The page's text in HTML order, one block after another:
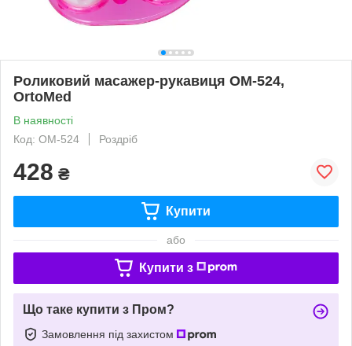
Роликовий масажер-рукавиця ОМ-524,
OrtoMed
В наявності
Код: OМ-524
Роздріб
428 ₴
Купити
або
Купити з
Що таке купити з Пром?
Замовлення під захистом